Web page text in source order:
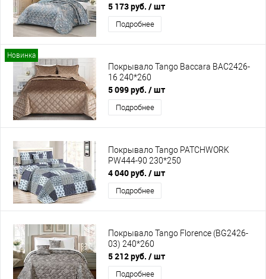
5 173 руб. / шт
Подробнее
Новинка
Покрывало Tango Baccara BAC2426-
16 240*260
5 099 руб. / шт
Подробнее
Покрывало Tango PATCHWORK
PW444-90 230*250
4 040 руб. / шт
Подробнее
Покрывало Tango Florence (BG2426-
03) 240*260
5 212 руб. / шт
Подробнее